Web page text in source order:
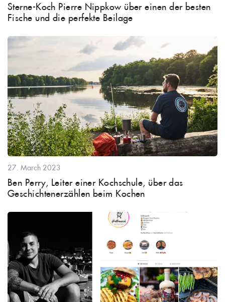
Sterne-Koch Pierre Nippkow über einen der besten
Fische und die perfekte Beilage
27. March 2023
Ben Perry, Leiter einer Kochschule, über das
Geschichtenerzählen beim Kochen